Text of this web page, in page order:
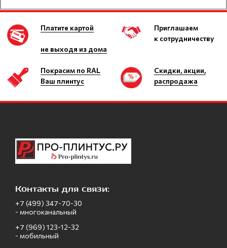
Платите картой
не выходя из дома
Приглашаем
к сотрудничеству
Покрасим по RAL
Ваш плинтус
Скидки, акции,
распродажа
Контакты для связи:
+7 (499) 347-70-30
- многоканальный
+7 (969) 123-12-32
- мобильный